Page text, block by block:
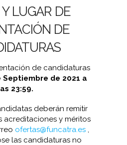
LUGAR DE
DE
de candidaturas
Septiembre de 2021 a
23:59.
deberán remitir
acreditaciones y méritos
ofertas@funcatra.es,
las candidaturas no